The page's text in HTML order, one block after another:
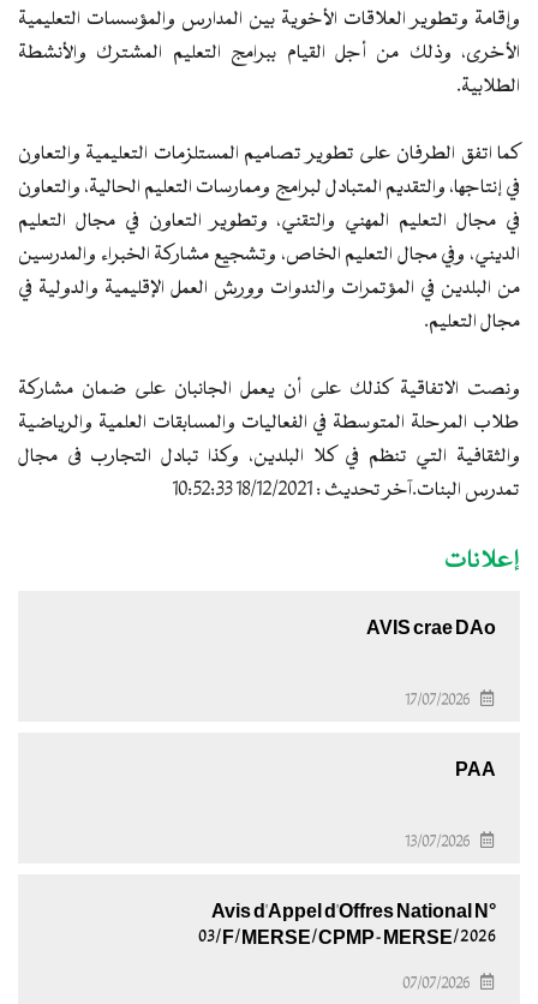
إعلانات
AVIS crae DAo
17/07/2026
PAA
13/07/2026
Avis d'Appel d'Offres National N°
03/F/MERSE/CPMP-MERSE/2026
07/07/2026
وإقامة وتطوير العلاقات الأخوية بين المدارس والمؤسسات التعليمية
الأخرى، وذلك من أجل القيام ببرامج التعليم المشترك والأنشطة
الطلابية.
كما اتفق الطرفان على تطوير تصاميم المستلزمات التعليمية والتعاون
في إنتاجها، والتقديم المتبادل لبرامج وممارسات التعليم الحالية، والتعاون
في مجال التعليم المهني والتقني، وتطوير التعاون في مجال التعليم
الديني، وفي مجال التعليم الخاص، وتشجيع مشاركة الخبراء والمدرسين
من البلدين في المؤتمرات والندوات وورش العمل الإقليمية والدولية في
مجال التعليم.
ونصت الاتفاقية كذلك على أن يعمل الجانبان على ضمان مشاركة
طلاب المرحلة المتوسطة في الفعاليات والمسابقات العلمية والرياضية
والثقافية التي تنظم في كلا البلدين، وكذا تبادل التجارب فى مجال
تمدرس البنات.آخر تحديث : 18/12/2021 10:52:33